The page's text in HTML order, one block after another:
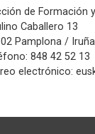
de Formación
Caballero 13
Pamplona / Iruña
848 42 52 13
electrónico: